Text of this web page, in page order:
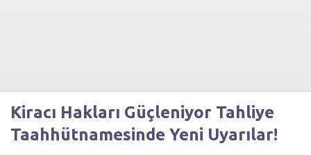
Kiracı Hakları Güçleniyor Tahliye
Taahhütnamesinde Yeni Uyarılar!